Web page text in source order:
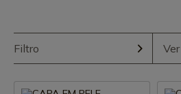
Filtro